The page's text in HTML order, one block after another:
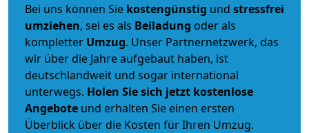
Bei uns können Sie kostengünstig und stressfrei
umziehen, sei es als Beiladung oder als
kompletter Umzug. Unser Partnernetzwerk, das
wir über die Jahre aufgebaut haben, ist
deutschlandweit und sogar international
unterwegs. Holen Sie sich jetzt kostenlose
Angebote und erhalten Sie einen ersten
Überblick über die Kosten für Ihren Umzug.